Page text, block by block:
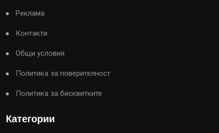
Реклама
Контакти
Общи условия
Политика за поверителност
Политика за бисквитките
Категории